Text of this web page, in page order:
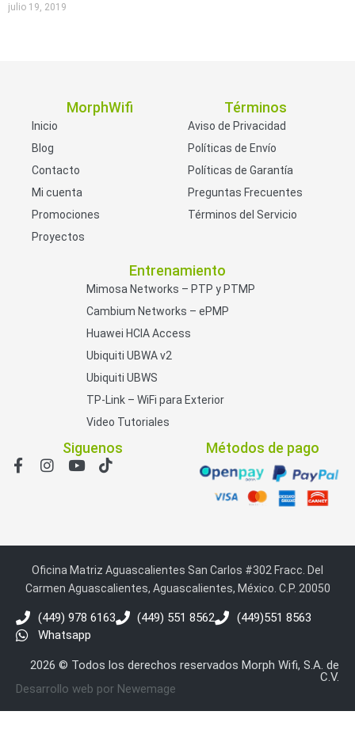
julio 19, 2019
MorphWifi
Inicio
Blog
Contacto
Mi cuenta
Promociones
Proyectos
Términos
Aviso de Privacidad
Políticas de Envío
Políticas de Garantía
Preguntas Frecuentes
Términos del Servicio
Entrenamiento
Mimosa Networks – PTP y PTMP
Cambium Networks – ePMP
Huawei HCIA Access
Ubiquiti UBWA v2
Ubiquiti UBWS
TP-Link – WiFi para Exterior
Video Tutoriales
Siguenos Métodos de pago
Oficina Matriz Aguascalientes San Carlos #302 Fracc. Del
Carmen Aguascalientes, Aguascalientes, México. C.P. 20050
(449) 978 6163 (449) 551 8562
(449)551 8563
Whatsapp
2026 © Todos los derechos reservados Morph Wifi, S.A. de
C.V.
Desarrollo web por Newemage